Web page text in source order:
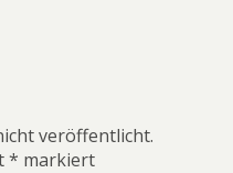
veröffentlicht.
* markiert